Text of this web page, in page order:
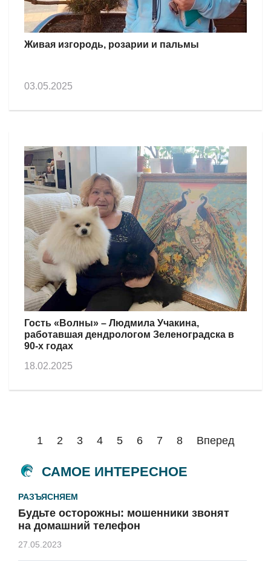
Живая изгородь, розарии и пальмы
03.05.2025
Гость «Волны» – Людмила Учакина,
работавшая дендрологом Зеленоградска в
90-х годах
18.02.2025
1 2 3 4 5 6 7 8 Вперед
САМОЕ ИНТЕРЕСНОЕ
РАЗЪЯСНЯЕМ
Будьте осторожны: мошенники звонят
на домашний телефон
27.05.2023